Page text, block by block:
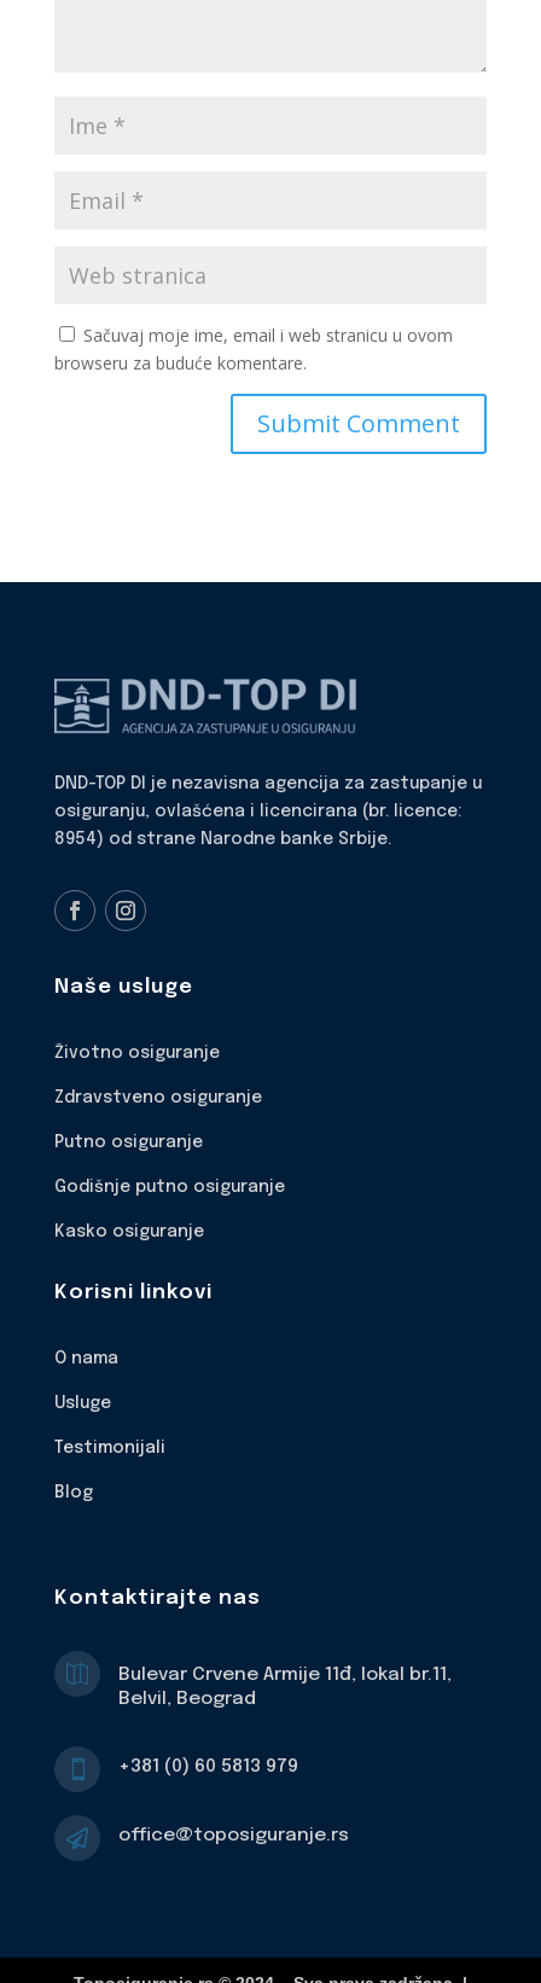
Sačuvaj moje ime, email i web stranicu u ovom
browseru za buduće komentare.
DND-TOP DI je nezavisna agencija za zastupanje u
osiguranju, ovlašćena i licencirana (br. licence:
8954) od strane Narodne banke Srbije.
Naše usluge
Životno osiguranje
Zdravstveno osiguranje
Putno osiguranje
Godišnje putno osiguranje
Kasko osiguranje
Korisni linkovi
O nama
Usluge
Testimonijali
Blog
Kontaktirajte nas
Bulevar Crvene Armije 11đ, lokal br.11,
Belvil, Beograd
+381 (0) 60 5813 979
 office@toposiguranje.rs